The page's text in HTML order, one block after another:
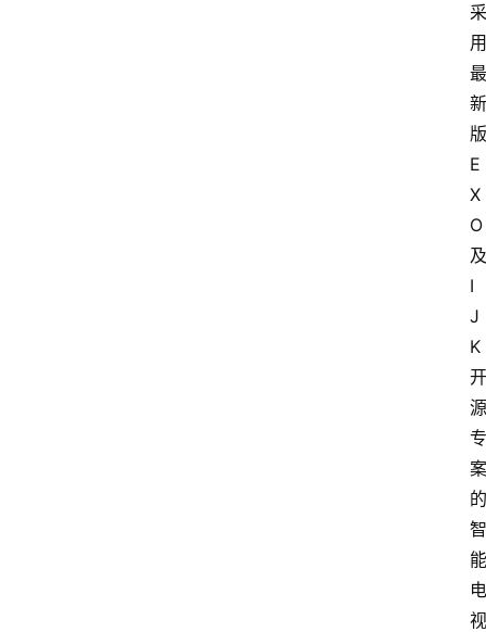
采
用
最
新
版
E
X
O
及
I
J
K
开
源
专
案
的
智
能
电
视